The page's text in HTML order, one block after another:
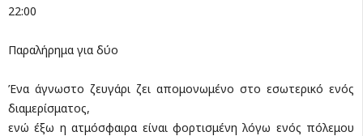
22:00
Παραλήρημα για δύο
Ένα άγνωστο ζευγάρι ζει απομονωμένο στο εσωτερικό ενός
διαμερίσματος,
ενώ έξω η ατμόσφαιρα είναι φορτισμένη λόγω ενός πόλεμου